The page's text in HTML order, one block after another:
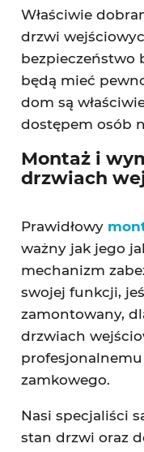
Właściwie
drzwi
bezpieczeństwo
będą mieć
dom są
dostępem osób
Montaż i
drzwiach
Prawidłowy
ważny jak jego
mechanizm
swojej funkcji,
zamontowany,
drzwiach
zamkowego.
Nasi specjaliści
stan drzwi oraz